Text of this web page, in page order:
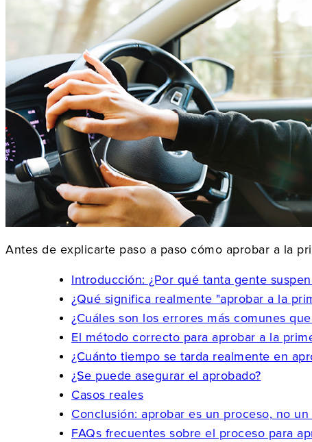
Antes de explicarte paso a paso cómo aprobar a la
Introducción: ¿Por qué tanta gente
¿Qué significa realmente "aprobar a la
¿Cuáles son los errores más comunes
El método correcto para aprobar a la
¿Cuánto tiempo se tarda realmente en
¿Se puede asegurar el aprobado?
Casos reales
Conclusión: aprobar es un proceso, no
FAQs frecuentes sobre el proceso para